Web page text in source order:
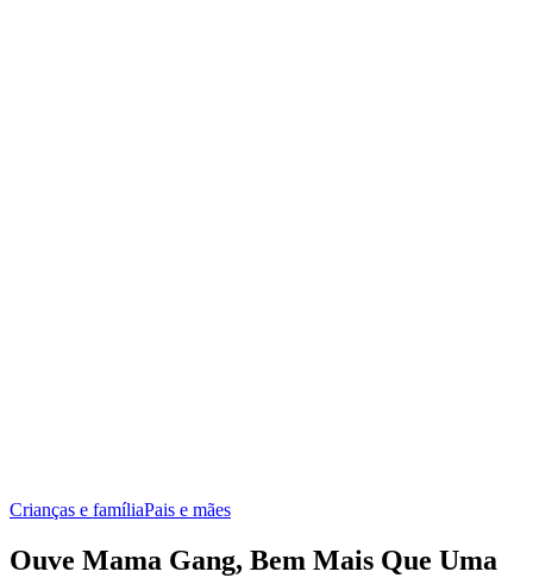
Crianças e famíliaPais e mães
Ouve Mama Gang, Bem Mais Que Uma